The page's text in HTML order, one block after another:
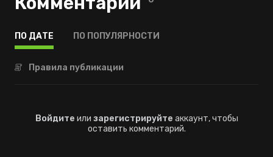
ПО ДАТЕ ПО ПОПУЛЯРНОСТИ
Правила публикации
Войдите или зарегистрируйте аккаунт, чтобы
оставить комментарий.